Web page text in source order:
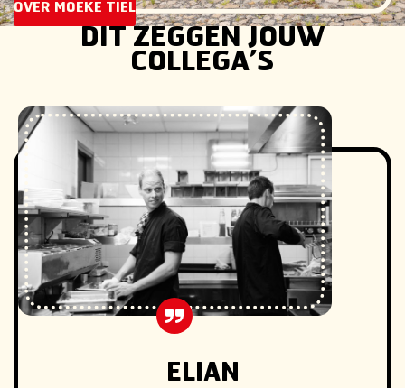
OVER MOEKE TIEL
DIT ZEGGEN JOUW
COLLEGA’S
ELIAN